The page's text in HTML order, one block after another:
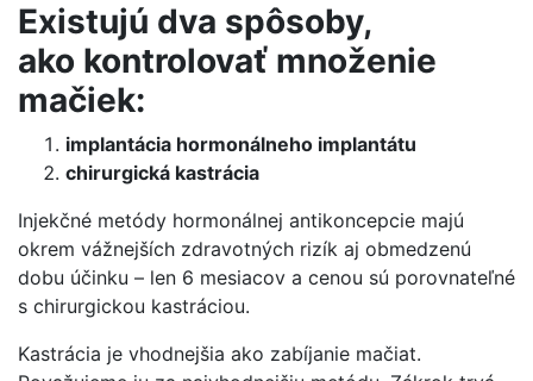
Existujú dva spôsoby,
ako kontrolovať množenie
mačiek:
implantácia hormonálneho implantátu
chirurgická kastrácia
Injekčné metódy hormonálnej antikoncepcie majú
okrem vážnejších zdravotných rizík aj obmedzenú
dobu účinku – len 6 mesiacov a cenou sú porovnateľné
s chirurgickou kastráciou.
Kastrácia je vhodnejšia ako zabíjanie mačiat.